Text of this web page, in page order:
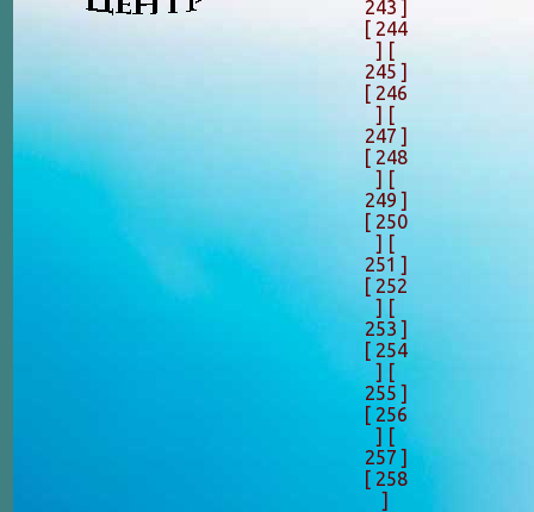
243 ]
[ 244
] [
245 ]
[ 246
] [
247 ]
[ 248
] [
249 ]
[ 250
] [
251 ]
[ 252
] [
253 ]
[ 254
] [
255 ]
[ 256
] [
257 ]
[ 258
]